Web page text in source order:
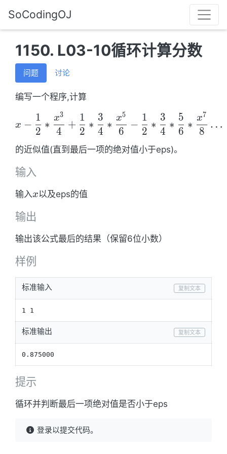
SoCodingOJ
1150. L03-10循环计算分数
问题 讨论
编写一个程序,计算
x-
x −
2
1
∗
4
x3
+
2
1
∗
4
3
∗
6
x5
−
2
1
∗
4
3
∗
6
5
∗
8
x7
…
的近似值(直到最后一项的绝对值小于eps)。
输入
输入x
x以及eps的值
输出
输出该公式最后的结果（保留6位小数）
样例
标准输入 复制文本
1 1
标准输出 复制文本
0.875000
提示
循环并判断最后一项绝对值是否小于eps
登录以提交代码。